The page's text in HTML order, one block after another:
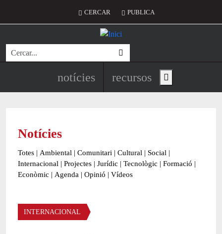
Menú del compte d'usuari
CERCAR PUBLICA
Cerca
Navegació principal de
notícies recursos Show main menu
Notícies
Totes | Ambiental | Comunitari | Cultural | Social |
Internacional | Projectes | Jurídic | Tecnològic | Formació |
Econòmic | Agenda | Opinió | Vídeos
Àmbit de la notícia
INTERNACIONAL